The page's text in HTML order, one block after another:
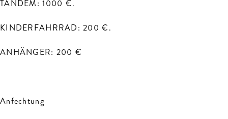
TANDEM: 1000 €.
KINDERFAHRRAD: 200 €.
ANHÄNGER: 200 €
Anfechtung